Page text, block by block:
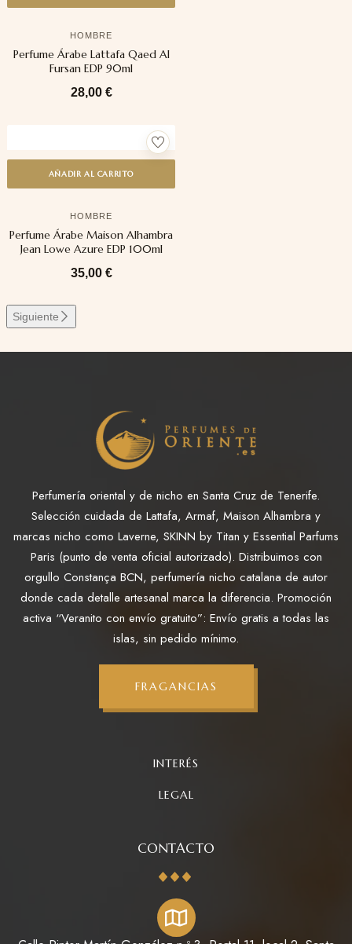
HOMBRE
Perfume Árabe Lattafa Qaed Al
Fursan EDP 90ml
28,00 €
AÑADIR AL CARRITO
HOMBRE
Perfume Árabe Maison Alhambra
Jean Lowe Azure EDP 100ml
35,00 €
Siguiente
Perfumería oriental y de nicho en Santa Cruz de Tenerife.
Selección cuidada de Lattafa, Armaf, Maison Alhambra y
marcas nicho como Laverne, SKINN by Titan y Essential Parfums
Paris (punto de venta oficial autorizado). Distribuimos con
orgullo Constança BCN, perfumería nicho catalana de autor
donde cada detalle artesanal marca la diferencia. Promoción
activa “Veranito con envío gratuito”: Envío gratis a todas las
islas, sin pedido mínimo.
FRAGANCIAS
INTERÉS
LEGAL
CONTACTO